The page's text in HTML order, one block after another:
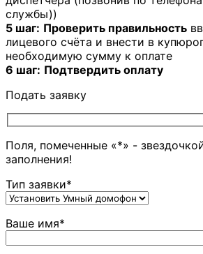
службы))
5 шаг: Проверить правильность
лицевого счёта и внести в
необходимую сумму к оплате
6 шаг: Подтвердить оплату
Подать заявку
Поля, помеченные «*» -
заполнения!
Тип заявки*
Ваше имя*